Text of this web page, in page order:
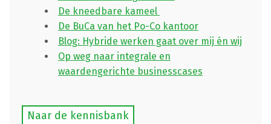
De kneedbare kameel
De BuCa van het Po-Co kantoor
Blog: Hybride werken gaat over mij én wij
Op weg naar integrale en
waardengerichte businesscases
Naar de kennisbank